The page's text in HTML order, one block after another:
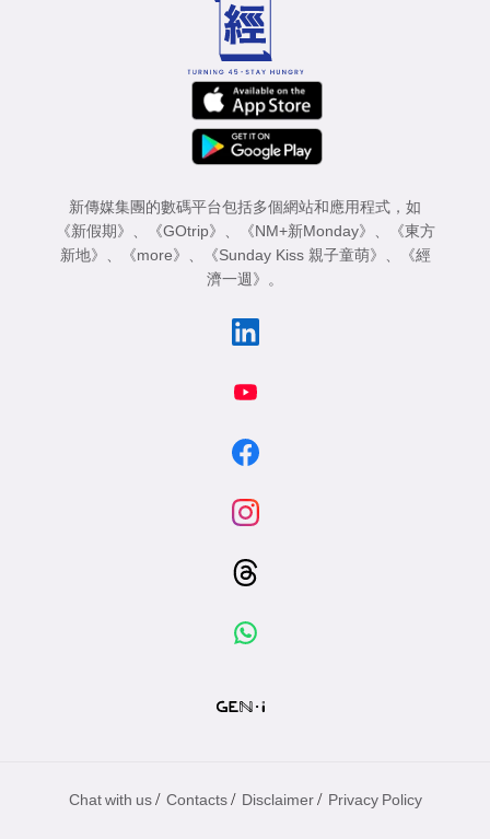
新傳媒集團的數碼平台包括多個網站和應用程式，如
《新假期》
《GOtrip》 《NM+新Monday》
《東方
新地》
《more》 《Sunday Kiss 親子童萌》
《經
濟一週》
。
Chat with us / Contacts / Disclaimer / Privacy Policy